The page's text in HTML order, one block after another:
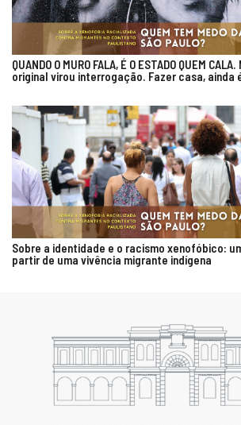
QUANDO O MURO FALA, É O ESTADO QUEM
original virou interrogação. Fazer casa, ainda
Sobre a identidade e o racismo xenofóbico:
partir de uma vivência migrante indígena